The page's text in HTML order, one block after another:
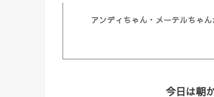
アンディちゃん・メーテルちゃ
今日は朝